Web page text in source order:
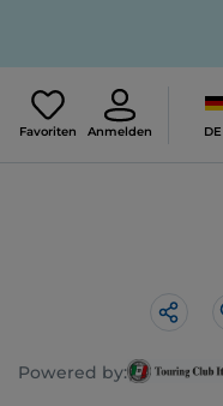
Favoriten Anmelden DE
Powered by: